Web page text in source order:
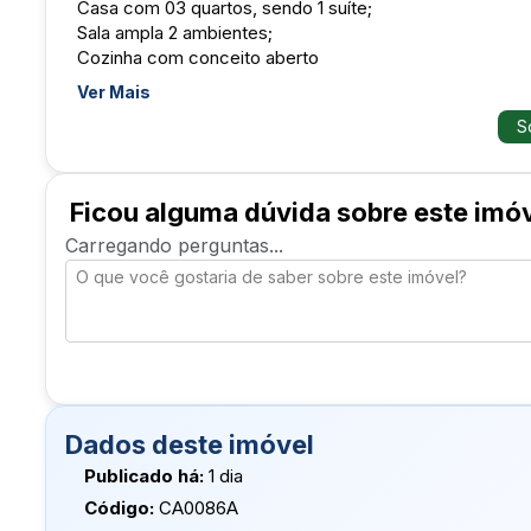
Casa com 03 quartos, sendo 1 suíte;
Sala ampla 2 ambientes;
Cozinha com conceito aberto
02 banheiros sociais;
Garagem para até 02 carros;
Condomínio com campo de futebol society, quadra de
de convivência, guarita e segurança com 24 horas.
Não perca essa oportunidade, ligue agora e agende
Roselene Maia CRECI 24.663 e Natanael Araújo CRECI/
Ver Mais
Ficou alguma dúvida sobre este
Carregando perguntas...
Dados deste imóvel
Publicado há: 1 dia
Código: CA0086A